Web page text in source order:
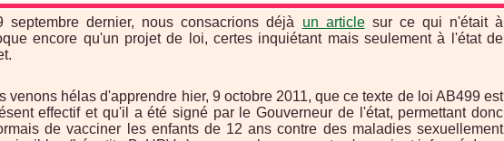
septembre dernier, nous consacrions déjà un articlesur ce qui n'était à
encore qu'un projet de loi, certes inquiétant mais seulement à l'état de
venons hélas d'apprendre hier, 9 octobre 2011, que ce texte de loi AB499 est
effectif et qu'il a été signé par le Gouverneur de l'état, permettant donc
de vacciner les enfants de 12 ans contre des maladies sexuellement